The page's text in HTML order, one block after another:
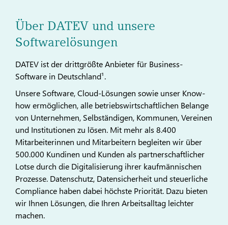
Über DATEV und unsere
Softwarelösungen
DATEV ist der drittgrößte Anbieter für Business-
Software in Deutschland¹.
Unsere Software, Cloud-Lösungen sowie unser Know-
how ermöglichen, alle betriebswirtschaftlichen Belange
von Unternehmen, Selbständigen, Kommunen, Vereinen
und Institutionen zu lösen. Mit mehr als 8.400
Mitarbeiterinnen und Mitarbeitern begleiten wir über
500.000 Kundinen und Kunden als partnerschaftlicher
Lotse durch die Digitalisierung ihrer kaufmännischen
Prozesse. Datenschutz, Datensicherheit und steuerliche
Compliance haben dabei höchste Priorität. Dazu bieten
wir Ihnen Lösungen, die Ihren Arbeitsalltag leichter
machen.